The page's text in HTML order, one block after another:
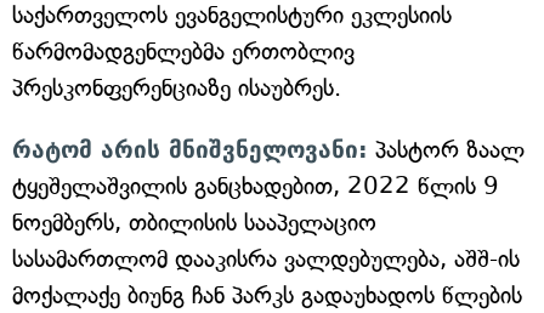
საქართველოს ევანგელისტური ეკლესიის
წარმომადგენლებმა ერთობლივ
პრესკონფერენციაზე ისაუბრეს.
რატომ არის მნიშვნელოვანი: პასტორ ზაალ
ტყეშელაშვილის განცხადებით, 2022 წლის 9
ნოემბერს, თბილისის სააპელაციო
სასამართლომ დააკისრა ვალდებულება, აშშ-ის
მოქალაქე ბიუნგ ჩან პარკს გადაუხადოს წლების